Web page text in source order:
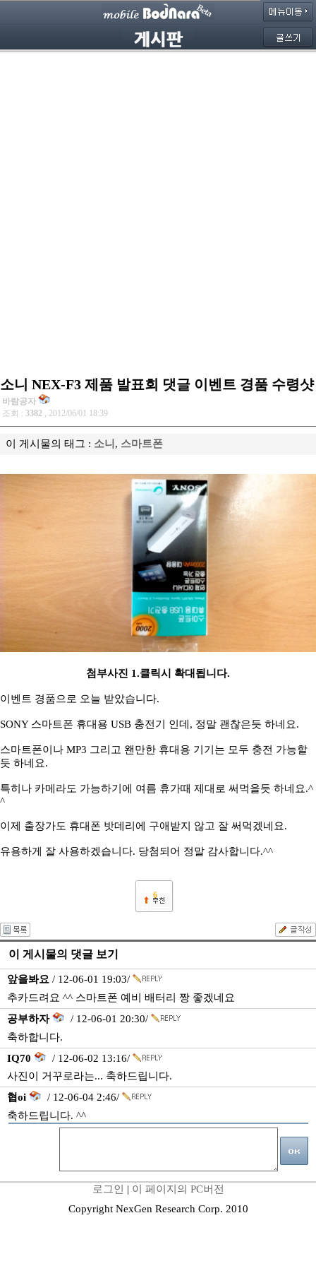
소니 NEX-F3 제품 발표회 댓글 이벤트 경품 수령샷
바람공자
조회 : 3382 , 2012/06/01 18:39
이 게시물의 태그 : 소니 , 스마트폰
첨부사진 1.클릭시 확대됩니다.
이벤트 경품으로 오늘 받았습니다.
SONY 스마트폰 휴대용 USB 충전기 인데, 정말 괜찮은듯 하네요.
스마트폰이나 MP3 그리고 왠만한 휴대용 기기는 모두 충전 가능할
듯 하네요.
특히나 카메라도 가능하기에 여름 휴가때 제대로 써먹을듯 하네요.^
^
이제 출장가도 휴대폰 밧데리에 구애받지 않고 잘 써먹겠네요.
유용하게 잘 사용하겠습니다. 당첨되어 정말 감사합니다.^^
6
이 게시물의 댓글 보기
앞을봐요 / 12-06-01 19:03/
추카드려요 ^^ 스마트폰 예비 배터리 짱 좋겠네요
공부하자
/ 12-06-01 20:30/
축하합니다.
IQ70
/ 12-06-02 13:16/
사진이 거꾸로라는... 축하드립니다.
협oi
/ 12-06-04 2:46/
축하드립니다. ^^
로그인 | 이 페이지의 PC버전
Copyright NexGen Research Corp. 2010